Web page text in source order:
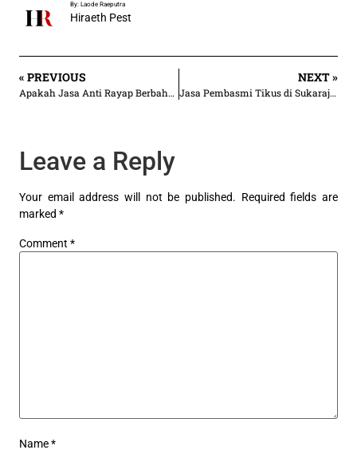
By: Laode Raeputra
Hiraeth Pest
« PREVIOUS
Apakah Jasa Anti Rayap Berbahaya untuk Lingkungan?
NEXT »
Jasa Pembasmi Tikus di Sukaraja | Mulai 3.500/an m²
Leave a Reply
Your email address will not be published. Required fields are
marked *
Comment *
Name*